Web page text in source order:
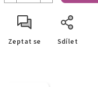
Zeptat se Sdílet